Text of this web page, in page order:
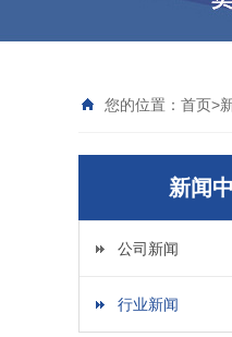
您的位置： 首页>
新闻
公司新闻
行业新闻